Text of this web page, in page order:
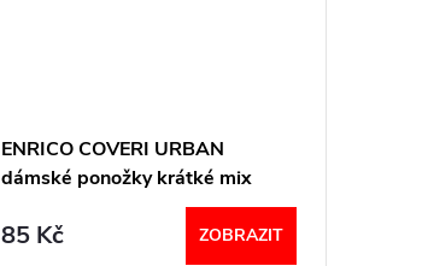
ENRICO COVERI URBAN
dámské ponožky krátké mix
85 Kč ZOBRAZIT